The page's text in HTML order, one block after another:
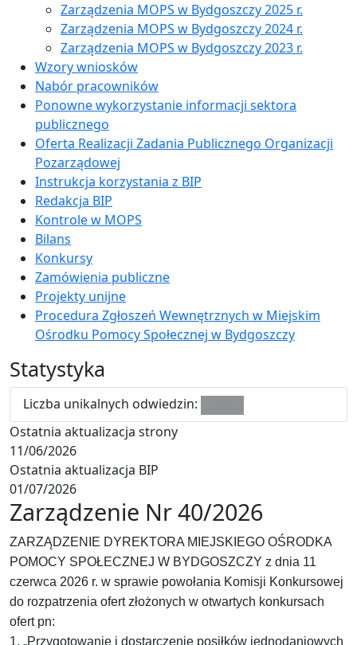
Zarządzenie Nr 40/2026
ZARZĄDZENIE DYREKTORA MIEJSKIEGO OŚRODKA
POMOCY SPOŁECZNEJ W BYDGOSZCZY z dnia 11
czerwca 2026 r. w sprawie powołania Komisji Konkursowej
do rozpatrzenia ofert złożonych w otwartych konkursach
ofert pn:
1. „Przygotowanie i dostarczenie posiłków jednodaniowych
Zarządzenia MOPS w Bydgoszczy 2025 r.
Zarządzenia MOPS w Bydgoszczy 2024 r.
Zarządzenia MOPS w Bydgoszczy 2023 r.
Wzory wniosków
Nabór pracowników
Ponowne wykorzystanie informacji sektora
publicznego
Oferta Realizacji Zadania Publicznego Organizacji
Pozarządowej
Instrukcja korzystania z BIP
Redakcja BIP
Kontrole w MOPS
Bilans
Konkursy
Zamówienia publiczne
Projekty unijne
Procedura Zgłoszeń Wewnętrznych w Miejskim
Ośrodku Pomocy Społecznej w Bydgoszczy
Statystyka
Liczba unikalnych odwiedzin:
Ostatnia aktualizacja strony
11/06/2026
Ostatnia aktualizacja BIP
01/07/2026